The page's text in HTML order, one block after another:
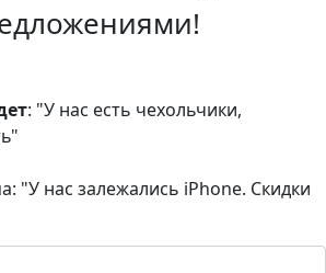
: "У нас есть чехольчики,
"У нас залежались iPhone. Скидки